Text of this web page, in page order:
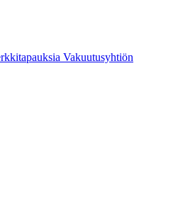
Vakuutusyhtiön